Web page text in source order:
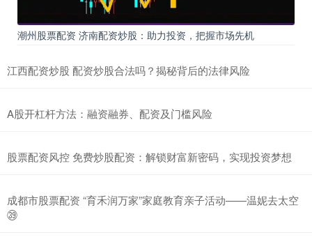
潮州股票配资 济南配资炒股：助力投资，把握市场先机
江西配资炒股 配资炒股合法吗？揭秘背后的法律风险
A股开杠杆方法：融资融券、配资及门槛风险
股票配资风控 免费炒股配资：解锁财富新密码，实现投资梦想
成都市股票配资 “育禾润万家”家庭教育亲子活动——温妮去太空
㊴